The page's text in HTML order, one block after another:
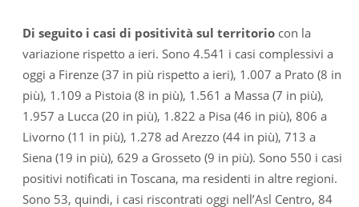
Di seguito i casi di positività sul territoriocon la
variazione rispetto a ieri. Sono 4.541 i casi complessivi a
oggi a Firenze (37 in più rispetto a ieri), 1.007 a Prato (8 in
più), 1.109 a Pistoia (8 in più), 1.561 a Massa (7 in più),
1.957 a Lucca (20 in più), 1.822 a Pisa (46 in più), 806 a
Livorno (11 in più), 1.278 ad Arezzo (44 in più), 713 a
Siena (19 in più), 629 a Grosseto (9 in più). Sono 550 i casi
positivi notificati in Toscana, ma residenti in altre regioni.
Sono 53, quindi, i casi riscontrati oggi nell’Asl Centro, 84